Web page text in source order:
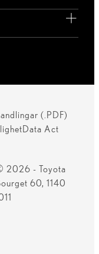
(.PDF)
Data Act
2026 - Toyota
60, 1140